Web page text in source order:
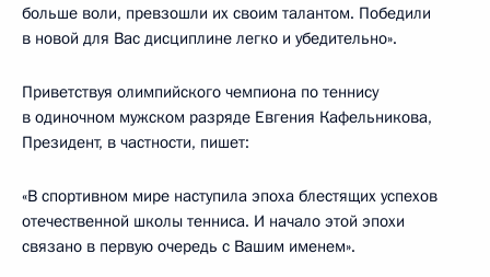
больше воли, превзошли их своим талантом. Победили
в новой для Вас дисциплине легко и убедительно».
Приветствуя олимпийского чемпиона по теннису
в одиночном мужском разряде Евгения Кафельникова,
Президент, в частности, пишет:
«В спортивном мире наступила эпоха блестящих успехов
отечественной школы тенниса. И начало этой эпохи
связано в первую очередь с Вашим именем».